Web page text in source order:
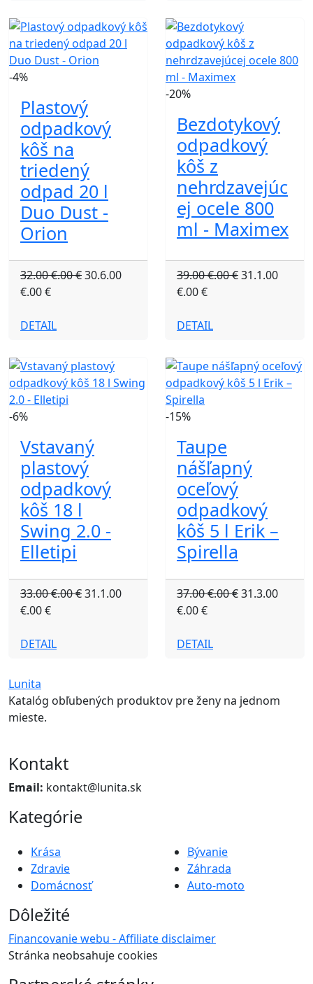
-4%
Plastový
odpadkový
kôš na
triedený
odpad 20 l
Duo Dust -
Orion
32.00 €.00 €30.6.00
€.00 €
DETAIL
-20%
Bezdotykový
odpadkový
kôš z
nehrdzavejúc
ej ocele 800
ml - Maximex
39.00 €.00 €31.1.00
€.00 €
DETAIL
-6%
Vstavaný
plastový
odpadkový
kôš 18 l
Swing 2.0 -
Elletipi
33.00 €.00 €31.1.00
€.00 €
DETAIL
-15%
Taupe
nášľapný
oceľový
odpadkový
kôš 5 l Erik –
Spirella
37.00 €.00 €31.3.00
€.00 €
DETAIL
Lunita
Katalóg obľubených produktov pre ženy na jednom
mieste.
Kontakt
Email: kontakt@lunita.sk
Kategórie
Krása
Zdravie
Domácnosť
Bývanie
Záhrada
Auto-moto
Dôležité
Financovanie webu - Affiliate disclaimer
Stránka neobsahuje cookies